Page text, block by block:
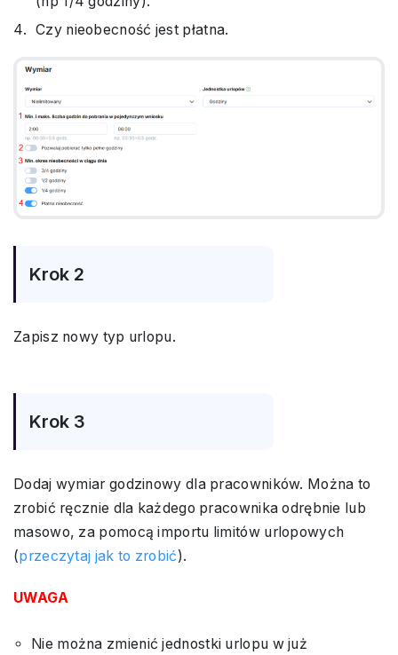
Czy nieobecność jest płatna.
Krok 2
Zapisz nowy typ urlopu.
Krok 3
Dodaj wymiar godzinowy dla pracowników. Można to
zrobić ręcznie dla każdego pracownika odrębnie lub
masowo, za pomocą importu limitów urlopowych
(przeczytaj jak to zrobić).
UWAGA
Nie można zmienić jednostki urlopu w już